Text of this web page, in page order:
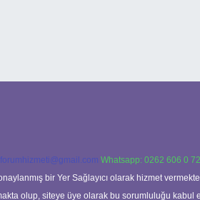
forumhizmeti@gmail.com Whatsapp: 0262 606 0
bir Yer Sağlayıcı olarak hizmet
olup, siteye üye olarak bu sorumluluğu